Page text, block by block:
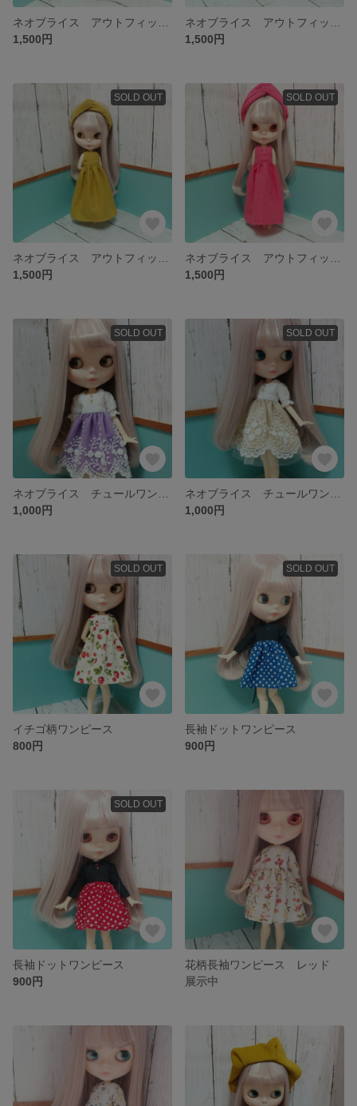
1,500円
1,500円
SOLD OUT
1,500円
SOLD OUT
1,500円
SOLD OUT
1,000円
SOLD OUT
1,000円
SOLD OUT
イチゴ柄ワンピース
800円
SOLD OUT
長袖ドットワンピース
900円
SOLD OUT
長袖ドットワンピース
900円
花柄長袖ワンピース レッド
展示中